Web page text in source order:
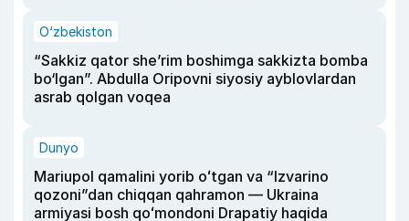
O‘zbekiston
“Sakkiz qator she’rim boshimga sakkizta bomba
bo‘lgan”. Abdulla Oripovni siyosiy ayblovlardan
asrab qolgan voqea
Dunyo
Mariupol qamalini yorib oʻtgan va “Izvarino
qozoni”dan chiqqan qahramon — Ukraina
armiyasi bosh qoʻmondoni Drapatiy haqida